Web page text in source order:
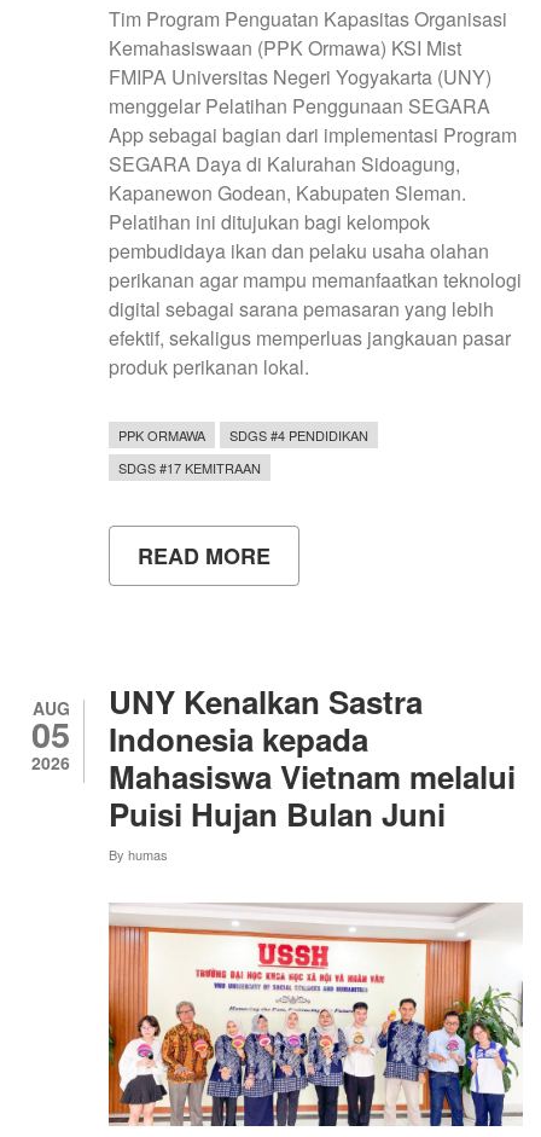
Tim Program Penguatan Kapasitas Organisasi
Kemahasiswaan (PPK Ormawa) KSI Mist
FMIPA Universitas Negeri Yogyakarta (UNY)
menggelar Pelatihan Penggunaan SEGARA
App sebagai bagian dari implementasi Program
SEGARA Daya di Kalurahan Sidoagung,
Kapanewon Godean, Kabupaten Sleman.
Pelatihan ini ditujukan bagi kelompok
pembudidaya ikan dan pelaku usaha olahan
perikanan agar mampu memanfaatkan teknologi
digital sebagai sarana pemasaran yang lebih
efektif, sekaligus memperluas jangkauan pasar
produk perikanan lokal.
PPK ORMAWA
SDGS #4 PENDIDIKAN
SDGS #17 KEMITRAAN
READ MORE
TIM
FMIPA
UNY
GELAR
PELATIHAN
SEGARA
APP
UNTUK
SEKTOR
PERIKANAN
DI
KALURAHAN
SIDOAGUNG
AUG
05
2026
UNY Kenalkan Sastra
Indonesia kepada
Mahasiswa Vietnam melalui
Puisi Hujan Bulan Juni
By humas